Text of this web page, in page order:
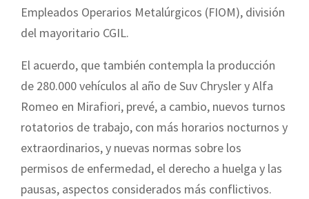
Empleados Operarios Metalúrgicos (FIOM), división
del mayoritario CGIL.
El acuerdo, que también contempla la producción
de 280.000 vehículos al año de Suv Chrysler y Alfa
Romeo en Mirafiori, prevé, a cambio, nuevos turnos
rotatorios de trabajo, con más horarios nocturnos y
extraordinarios, y nuevas normas sobre los
permisos de enfermedad, el derecho a huelga y las
pausas, aspectos considerados más conflictivos.